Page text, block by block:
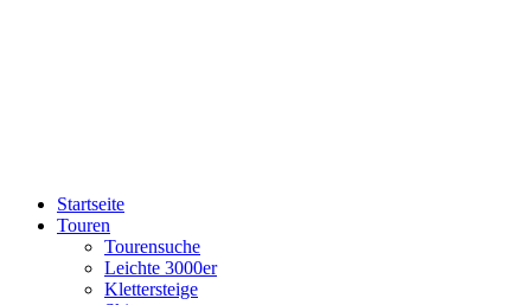
Startseite
Touren
Tourensuche
Leichte 3000er
Klettersteige